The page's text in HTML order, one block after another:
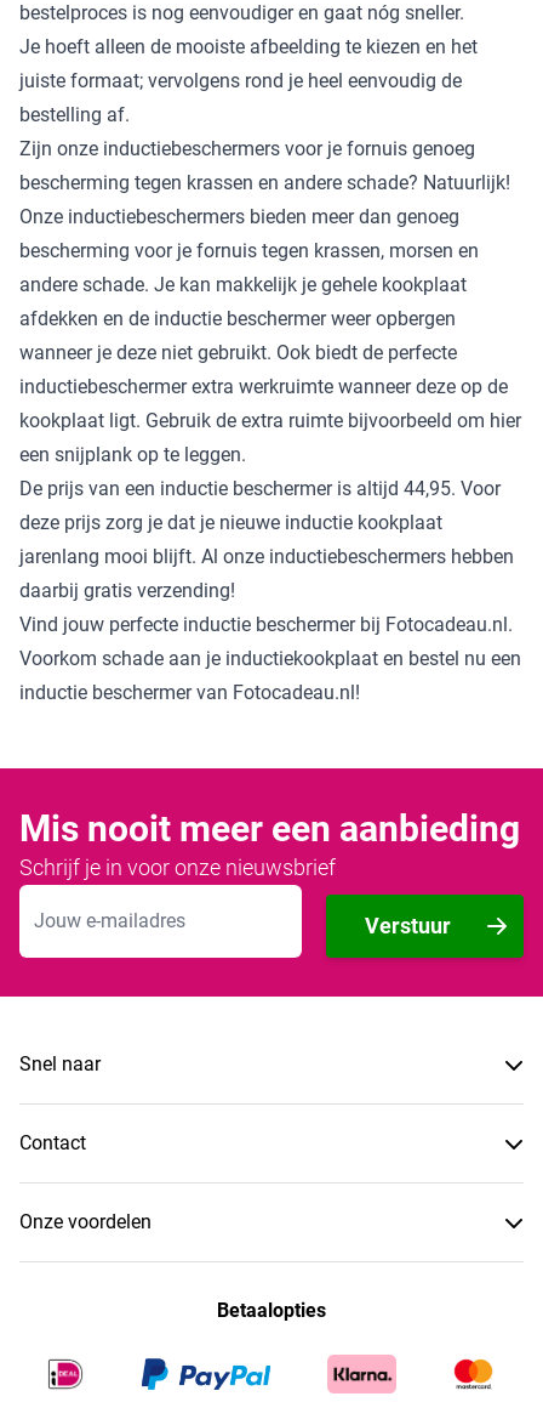
bestelproces is nog eenvoudiger en gaat nóg sneller.
Je hoeft alleen de mooiste afbeelding te kiezen en het
juiste formaat; vervolgens rond je heel eenvoudig de
bestelling af.
Zijn onze inductiebeschermers voor je fornuis genoeg
bescherming tegen krassen en andere schade? Natuurlijk!
Onze inductiebeschermers bieden meer dan genoeg
bescherming voor je fornuis tegen krassen, morsen en
andere schade. Je kan makkelijk je gehele kookplaat
afdekken en de inductie beschermer weer opbergen
wanneer je deze niet gebruikt. Ook biedt de perfecte
inductiebeschermer extra werkruimte wanneer deze op de
kookplaat ligt. Gebruik de extra ruimte bijvoorbeeld om hier
een snijplank op te leggen.
De prijs van een inductie beschermer is altijd 44,95. Voor
deze prijs zorg je dat je nieuwe inductie kookplaat
jarenlang mooi blijft. Al onze inductiebeschermers hebben
daarbij gratis verzending!
Vind jouw perfecte inductie beschermer bij Fotocadeau.nl.
Voorkom schade aan je inductiekookplaat en bestel nu een
inductie beschermer van Fotocadeau.nl!
Mis nooit meer een aanbieding
Schrijf je in voor onze nieuwsbrief
E-mailadres
Verstuur
Snel naar
Contact
Onze voordelen
Betaalopties